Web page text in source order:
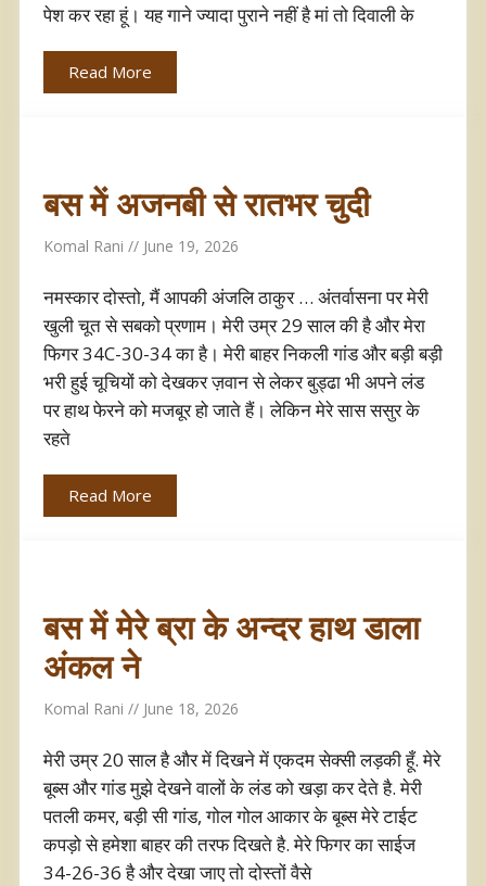
पेश कर रहा हूं। यह गाने ज्यादा पुराने नहीं है मां तो दिवाली के
Read More
बस में अजनबी से रातभर चुदी
Komal Rani June 19, 2026
नमस्कार दोस्तो, मैं आपकी अंजलि ठाकुर … अंतर्वासना पर मेरी
खुली चूत से सबको प्रणाम। मेरी उम्र 29 साल की है और मेरा
फिगर 34C-30-34 का है। मेरी बाहर निकली गांड और बड़ी बड़ी
भरी हुई चूचियों को देखकर ज़वान से लेकर बुड्ढा भी अपने लंड
पर हाथ फेरने को मजबूर हो जाते हैं। लेकिन मेरे सास ससुर के
रहते
Read More
बस में मेरे ब्रा के अन्दर हाथ डाला
अंकल ने
Komal Rani June 18, 2026
मेरी उम्र 20 साल है और में दिखने में एकदम सेक्सी लड़की हूँ. मेरे
बूब्स और गांड मुझे देखने वालों के लंड को खड़ा कर देते है. मेरी
पतली कमर, बड़ी सी गांड, गोल गोल आकार के बूब्स मेरे टाईट
कपड़ो से हमेशा बाहर की तरफ दिखते है. मेरे फिगर का साईज
34-26-36 है और देखा जाए तो दोस्तों वैसे